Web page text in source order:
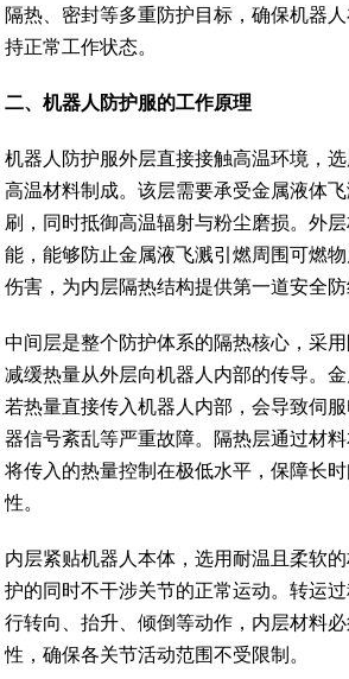
隔热、密封等多重防护目标，确保机器
持正常工作状态。
二、机器人防护服的工作原理
机器人防护服外层直接接触高温环境，
高温材料制成。该层需要承受金属液体
刷，同时抵御高温辐射与粉尘磨损。外
能，能够防止金属液飞溅引燃周围可燃
伤害，为内层隔热结构提供第一道安全防
中间层是整个防护体系的隔热核心，采
减缓热量从外层向机器人内部的传导。金
若热量直接传入机器人内部，会导致伺
器信号紊乱等严重故障。隔热层通过材料
将传入的热量控制在极低水平，保障长
性。
内层紧贴机器人本体，选用耐温且柔软
护的同时不干涉关节的正常运动。转运
行转向、抬升、倾倒等动作，内层材料
性，确保各关节活动范围不受限制。